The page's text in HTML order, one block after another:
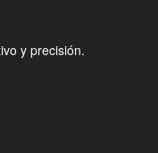
y precisión.